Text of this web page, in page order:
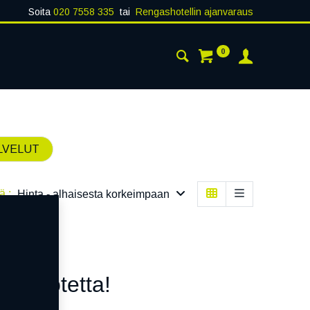
Soita 020 7558 335 tai Rengashotellin ajanvaraus
0
: Hinta - alhaisesta korkeimpaan
tuotetta!